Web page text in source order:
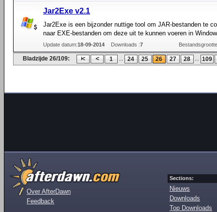
Jar2Exe v2.1
Jar2Exe is een bijzonder nuttige tool om JAR-bestanden te
naar EXE-bestanden om deze uit te kunnen voeren in
Update datum:18-09-2014 Downloads :7
Bladzijde 26/109: 1 ... 24 25 26 27 28 ... 109
Over AfterDawn
Feedback
Sections:
Nieuws
Downloads
Top Downloads